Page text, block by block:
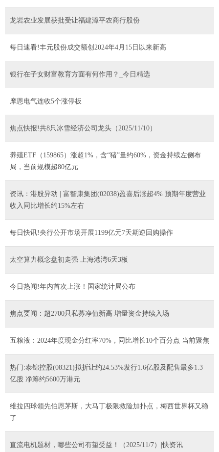
龙岩农业发展获批受让福建漳平农商行股份
每日速看!丰元股份成交额创2024年4月15日以来新高
银行在子女财富教育方面有何作用？_今日精选
摩恩电气连收5个涨停板
焦点快报!共8只冰雪经济公司龙头（2025/11/10）
养殖ETF（159865）涨超1%，含“猪”量约60%，资金持续左侧布
局，当前规模超80亿元
资讯：港股异动 | 富智康集团(02038)盈喜后涨超4% 预期年度营业
收入同比增长约15%左右
每日快讯!央行公开市场开展1199亿元7天期逆回购操作
太空算力概念盘初走强 上海港湾6天3板
今日热闻!年内首次上涨！国家统计局公布
焦点要闻：超2700只私募净值新高 增量资金持续入场
五粮液：2024年度现金分红率70%，同比增长10个百分点 当前聚焦
热门:泰锦控股(08321)拟折让约24.53%发行1.6亿股及配售最多1.3
亿股 净筹约5600万港元
维拉四球领先伯恩茅斯，大马丁极限救险加扑点，梅西世界杯又稳
了
直流电机题材，哪些公司有望受益！（2025/11/7）|快资讯